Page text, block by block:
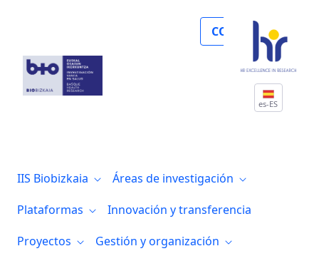
COLABORA
es-ES
IIS Biobizkaia
Áreas de investigación
Plataformas
Innovación y transferencia
Proyectos
Gestión y organización